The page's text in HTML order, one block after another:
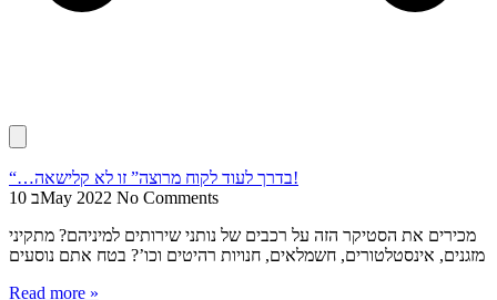
“…בדרך לעוד לקוח מרוצה” זו לא קלישאה!
10 בMay 2022 No Comments
מכירים את הסטיקר הזה על רכבים של נותני שירותים למיניהם? מתקיני
מזגנים, אינסטלטורים, חשמלאים, חנויות רהיטים וכו’? בטח אתם נוסעים
Read more »